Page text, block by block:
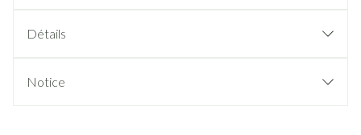
Détails
Notice